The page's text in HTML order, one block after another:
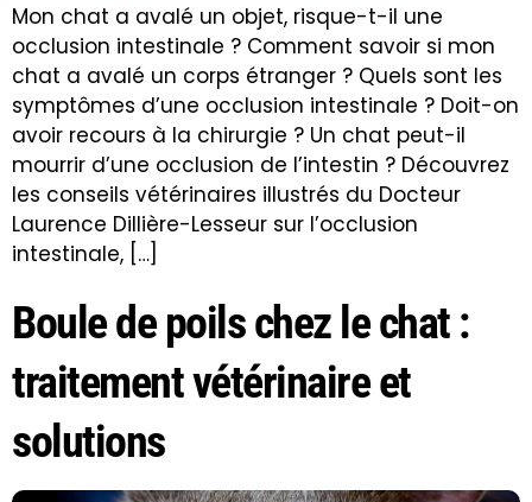
Mon chat a avalé un objet, risque-t-il une
occlusion intestinale ? Comment savoir si mon
chat a avalé un corps étranger ? Quels sont les
symptômes d’une occlusion intestinale ? Doit-on
avoir recours à la chirurgie ? Un chat peut-il
mourrir d’une occlusion de l’intestin ? Découvrez
les conseils vétérinaires illustrés du Docteur
Laurence Dillière-Lesseur sur l’occlusion
intestinale, […]
Boule de poils chez le chat :
traitement vétérinaire et
solutions